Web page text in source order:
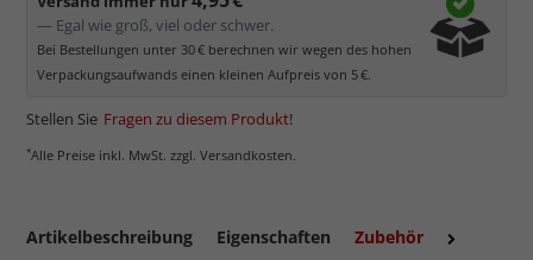
— Egal wie groß, viel oder schwer.
Bei Bestellungen unter 30 € berechnen wir wegen des hohen
Verpackungsaufwands einen kleinen Aufpreis von 5 €.
Stellen Sie Fragen zu diesem Produkt!
*Alle Preise inkl. MwSt. zzgl. Versandkosten.
Artikelbeschreibung Eigenschaften Zubehör